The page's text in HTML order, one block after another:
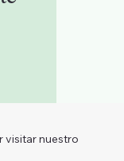
visitar nuestro